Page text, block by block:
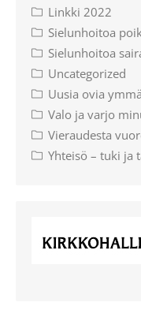
Linkki 2022
Sielunhoitoa
Sielunhoitoa
Uncategorized
Uusia ovia
Valo ja varjo
Vieraudesta
Yhteisö – tuki ja